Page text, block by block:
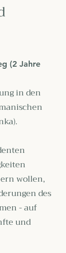
(2 Jahre
in den
wollen,
des
- auf
und